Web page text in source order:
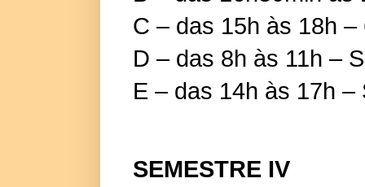
C – das 15h às 18h –
D – das 8h às 11h –
E – das 14h às 17h –
SEMESTRE IV